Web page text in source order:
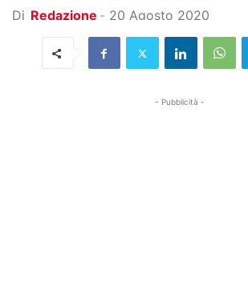
Di Redazione - 20 Agosto 2020
- Pubblicità -